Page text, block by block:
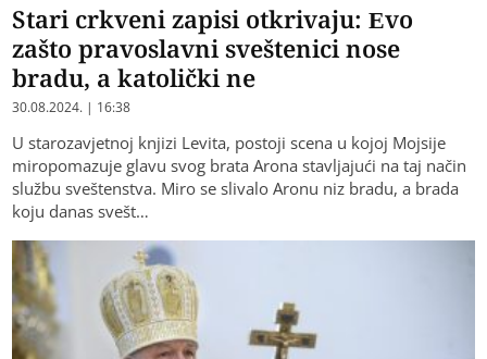
Stari crkveni zapisi otkrivaju: Evo
zašto pravoslavni sveštenici nose
bradu, a katolički ne
30.08.2024. | 16:38
U starozavjetnoj knjizi Levita, postoji scena u kojoj Mojsije
miropomazuje glavu svog brata Arona stavljajući na taj način
službu sveštenstva. Miro se slivalo Aronu niz bradu, a brada
koju danas svešt…